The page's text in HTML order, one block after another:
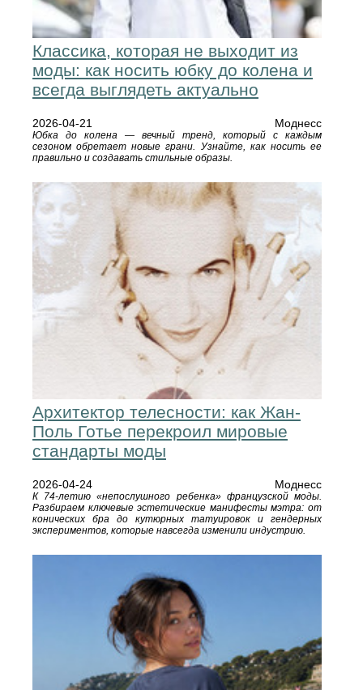
Классика, которая не выходит из
моды: как носить юбку до колена и
всегда выглядеть актуально
2026-04-21 Моднесс
Юбка до колена — вечный тренд, который с каждым
сезоном обретает новые грани. Узнайте, как носить ее
правильно и создавать стильные образы.
Архитектор телесности: как Жан-
Поль Готье перекроил мировые
стандарты моды
2026-04-24 Моднесс
К 74-летию «непослушного ребенка» французской моды.
Разбираем ключевые эстетические манифесты мэтра: от
конических бра до кутюрных татуировок и гендерных
экспериментов, которые навсегда изменили индустрию.